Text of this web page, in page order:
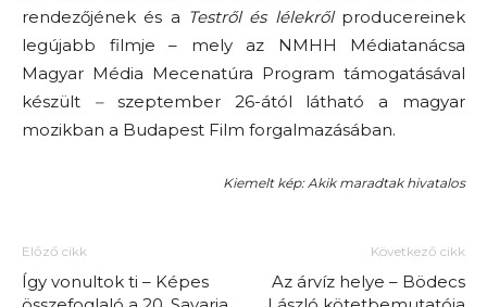
rendezőjének és a Testről és lélekrőlproducereinek
legújabb filmje – mely az NMHH Médiatanácsa
Magyar Média Mecenatúra Program támogatásával
készült –szeptember 26-ától látható a magyar
mozikban a Budapest Film forgalmazásában.
Kiemelt kép: Akik maradtak hivatalos
Előző cikk
Így vonultok ti – Képes
Következő cikk
Az árvíz helye – Bödecs